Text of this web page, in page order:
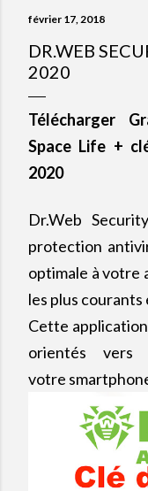
février 17, 2018
DR.WEB
2020
Télécharger
Space Life +
2020
Dr.Web
protection
optimale à votre
les plus courants
Cette
orientés
votre